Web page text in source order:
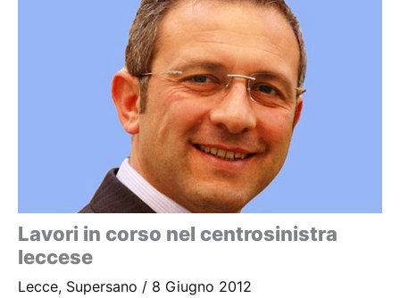
Lavori in corso nel centrosinistra
leccese
Lecce, Supersano / 8 Giugno 2012